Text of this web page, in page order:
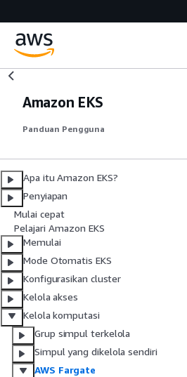
Amazon EKS
Panduan Pengguna
Apa itu Amazon EKS?
Penyiapan
Mulai cepat
Pelajari Amazon EKS
Memulai
Mode Otomatis EKS
Konfigurasikan cluster
Kelola akses
Kelola komputasi
Grup simpul terkelola
Simpul yang dikelola sendiri
AWS Fargate